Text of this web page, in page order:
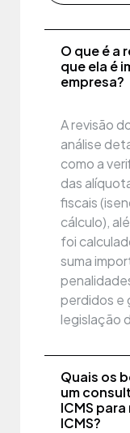
O que é a
que ela é
empresa?
A revisão
análise
como a
das
fiscais
cálculo),
foi
suma
perdidos e
legislação
Quais os
um
ICMS
ICMS?